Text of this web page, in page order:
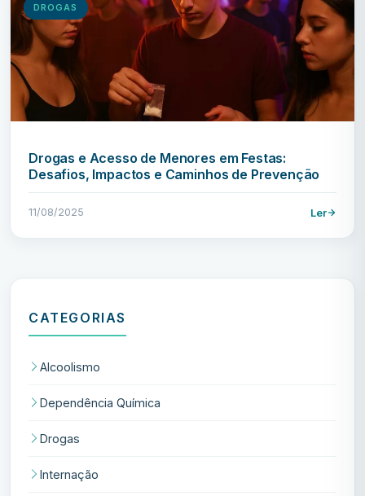
DROGAS
Drogas e Acesso de Menores em Festas:
Desafios, Impactos e Caminhos de Prevenção
11/08/2025 Ler
CATEGORIAS
Alcoolismo
Dependência Química
Drogas
Internação